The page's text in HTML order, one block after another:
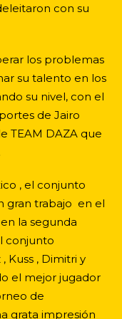
con su
los problemas
su talento en los
su nivel, con el
de Jairo
TEAM DAZA que
, el conjunto
gran trabajo en el
la segunda
conjunto
Kuss , Dimitri y
el mejor jugador
de
grata impresión